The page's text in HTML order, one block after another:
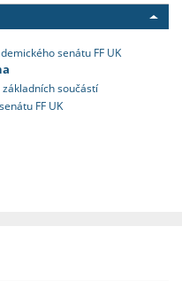
senátu FF UK
součástí
FF UK